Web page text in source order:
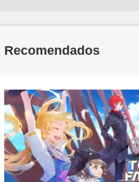
Recomendados